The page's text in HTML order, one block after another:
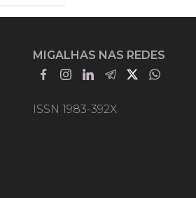
MIGALHAS NAS REDES
ISSN 1983-392X